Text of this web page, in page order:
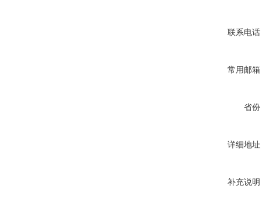
联系电话
常用邮箱
省份
详细地址
补充说明